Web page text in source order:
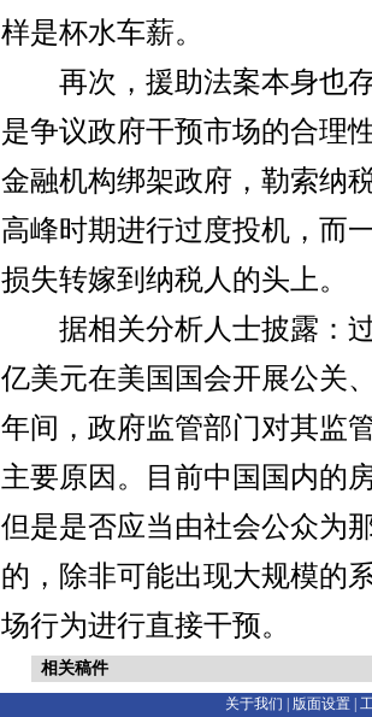
样是杯水车薪。
再次，援助法案本身也存
是争议政府干预市场的合理
金融机构绑架政府，勒索
高峰时期进行过度投机，而
损失转嫁到纳税人的头上。
据相关分析人士披露：过
亿美元在美国国会开展公关
年间，政府监管部门对其监
主要原因。目前中国国内的
但是是否应当由社会公众为
的，除非可能出现大规模的
场行为进行直接干预。
相关稿件
关于我们 | 版面设置